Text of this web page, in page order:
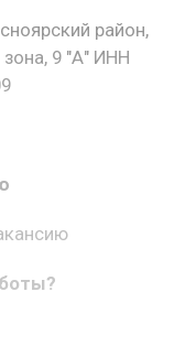
район,
9 "А" ИНН